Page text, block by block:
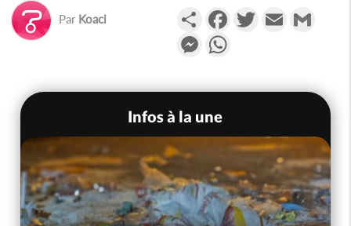
Par Koaci PartagerFacebookTwitterEmail
Messenger
Infos à la une